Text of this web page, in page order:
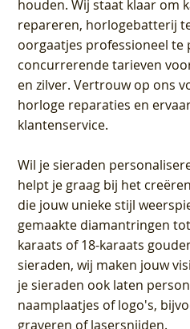
houden. Wij staat klaar om
repareren, horlogebatterij
oorgaatjes professioneel te
concurrerende tarieven
en zilver. Vertrouw op ons
horloge reparaties en
klantenservice.
Wil je sieraden
helpt je graag bij het
die jouw unieke stijl
gemaakte diamantringen
karaats of 18-karaats
sieraden, wij maken jouw
je sieraden ook laten
naamplaatjes of logo's,
graveren of lasersnijden.